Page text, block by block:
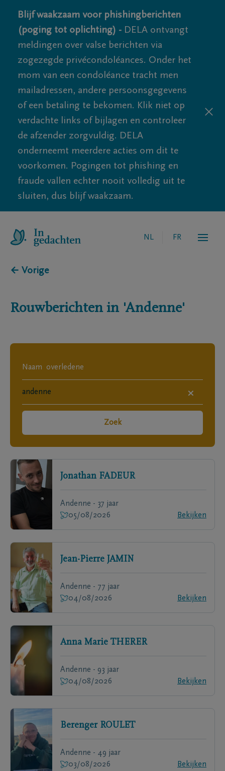
Blijf waakzaam voor phishingberichten
(poging tot oplichting) - DELA ontvangt
meldingen over valse berichten via
zogezegde privécondoléances. Onder het
mom van een condoléance tracht men
mailadressen, andere persoonsgegevens
of een betaling te bekomen. Klik niet op
verdachte links of bijlagen en controleer
de afzender zorgvuldig. DELA
onderneemt meerdere acties om dit te
voorkomen. Pogingen tot phishing en
fraude vallen echter nooit volledig uit te
sluiten, dus blijf waakzaam.
NL FR
← Vorige
Rouwberichten in 'Andenne'
×
Zoek
Jonathan FADEUR
Andenne - 37 jaar
05/08/2026
Bekijken
Jean-Pierre JAMIN
Andenne - 77 jaar
04/08/2026
Bekijken
Anna Marie THERER
Andenne - 93 jaar
04/08/2026
Bekijken
Berenger ROULET
Andenne - 49 jaar
03/08/2026
Bekijken